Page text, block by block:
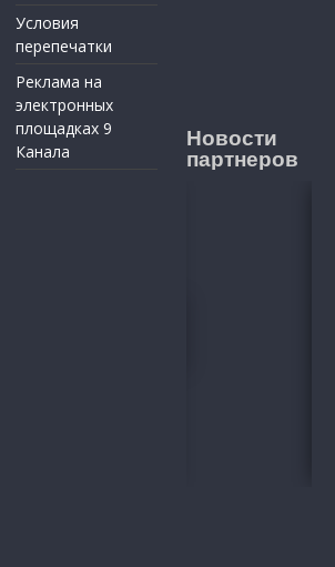
Условия
перепечатки
Реклама на
электронных
площадках 9
Канала
Новости
партнеров